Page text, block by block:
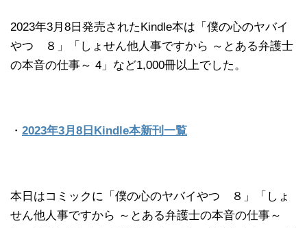
2023年3月8日発売されたKindle本は「僕の心のヤバイ
やつ ８」「しょせん他人事ですから ～とある弁護士
の本音の仕事～ 4」など1,000冊以上でした。
・ 2023年3月8日Kindle本新刊一覧
本日はコミックに「僕の心のヤバイやつ ８」「しょ
せん他人事ですから ～とある弁護士の本音の仕事～